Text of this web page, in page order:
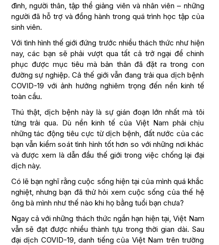
đình, người thân, tập thể giảng viên và nhân viên – những
người đã hỗ trợ và đồng hành trong quá trình học tập của
sinh viên.
Với tình hình thế giới đứng trước nhiều thách thức như hiện
nay, các bạn sẽ phải vượt qua tất cả trở ngại để chinh
phục được mục tiêu mà bản thân đã đặt ra trong con
đường sự nghiệp. Cả thế giới vẫn đang trải qua dịch bệnh
COVID-19 với ảnh hưởng nghiêm trọng đến nền kinh tế
toàn cầu.
Thú thật, dịch bệnh này là sự gián đoạn lớn nhất mà tôi
từng trải qua. Dù nền kinh tế của Việt Nam phải chịu
những tác động tiêu cực từ dịch bệnh, đất nước của các
bạn vẫn kiểm soát tình hình tốt hơn so với những nơi khác
và được xem là dẫn đầu thế giới trong việc chống lại đại
dịch này.
Có lẽ bạn nghĩ rằng cuộc sống hiện tại của mình quá khắc
nghiệt, nhưng bạn đã thử hỏi xem cuộc sống của thế hệ
ông bà mình như thế nào khi họ bằng tuổi bạn chưa?
Ngay cả với những thách thức ngắn hạn hiện tại, Việt Nam
vẫn sẽ đạt được nhiều thành tựu trong thời gian dài. Sau
đại dịch COVID-19, danh tiếng của Việt Nam trên trường